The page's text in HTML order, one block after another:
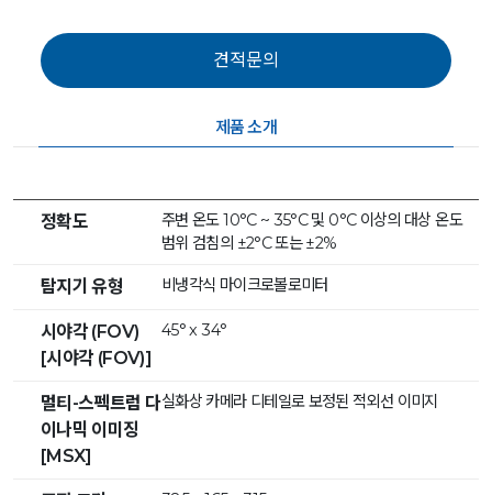
제품 소개
정확도
주변 온도 10°C ~ 35°C 및 0°C 이상의 대상 온도
범위 검침의 ±2°C 또는 ±2%
탐지기 유형 비냉각식 마이크로볼로미터
시야각 (FOV)
[시야각 (FOV)]
45° x 34°
멀티-스펙트럼 다
이나믹 이미징
[MSX]
실화상 카메라 디테일로 보정된 적외선 이미지